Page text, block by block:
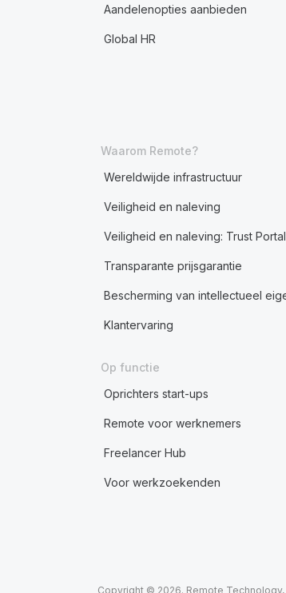
Aandelenopties aanbieden
Global HR
Waarom Remote?
Wereldwijde infrastructuur
Veiligheid en naleving
Veiligheid en naleving: Trust Portal
Transparante prijsgarantie
Bescherming van intellectueel
Klantervaring
Op functie
Oprichters start-ups
Remote voor werknemers
Freelancer Hub
Voor werkzoekenden
Copyright © 2026. Remote